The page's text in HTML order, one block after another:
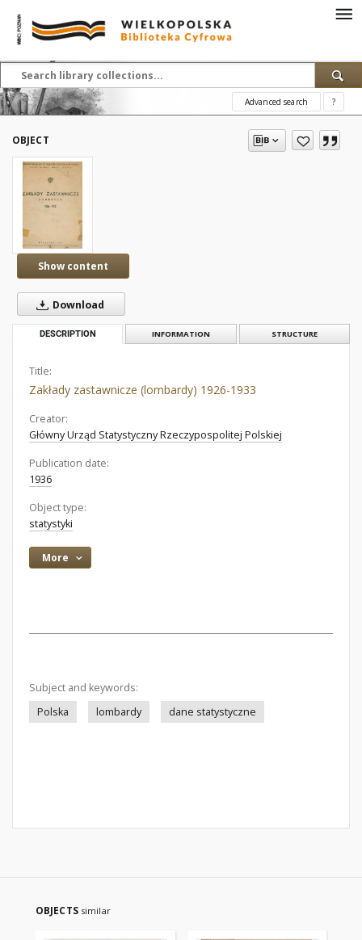
Advanced search ?
OBJECT
Show content
Download
DESCRIPTION INFORMATION STRUCTURE
Title:
Zakłady zastawnicze (lombardy) 1926-1933
Creator:
Główny Urząd Statystyczny Rzeczypospolitej Polskiej
Publication date:
1936
Object type:
statystyki
More
Subject and keywords:
Polska
lombardy dane statystyczne
OBJECTS similar